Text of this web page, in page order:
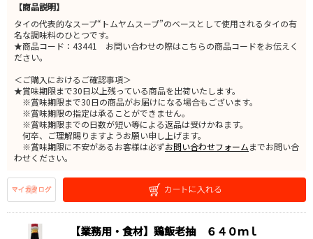
【商品説明】
タイの代表的なスープ“トムヤムスープ”のベースとして使用されるタイの有
名な調味料のひとつです。
★商品コード：43441 お問い合わせの際はこちらの商品コードをお伝えく
ださい。
＜ご購入におけるご確認事項＞
★賞味期限まで30日以上残っている商品を出荷いたします。
※賞味期限まで30日の商品がお届けになる場合もございます。
※賞味期限の指定は承ることができません。
※賞味期限までの日数が短い等による返品は受けかねます。
何卒、ご理解賜りますようお願い申し上げます。
※賞味期限に不安があるお客様は必ずお問い合わせフォームまでお問い合
わせください。
【業務用・食材】鶏飯老抽 ６４０ｍｌ